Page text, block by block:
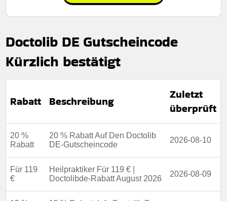
Doctolib DE Gutscheincode
Kürzlich bestätigt
Rabatt Beschreibung
Zuletzt
überprüft
20 %
Rabatt
20 % Rabatt Auf Den Doctolib
DE-Gutscheincode
2026-08-10
Für 119
€
Heilpraktiker Für 119 € |
Doctolibde-Rabatt August 2026
2026-08-09